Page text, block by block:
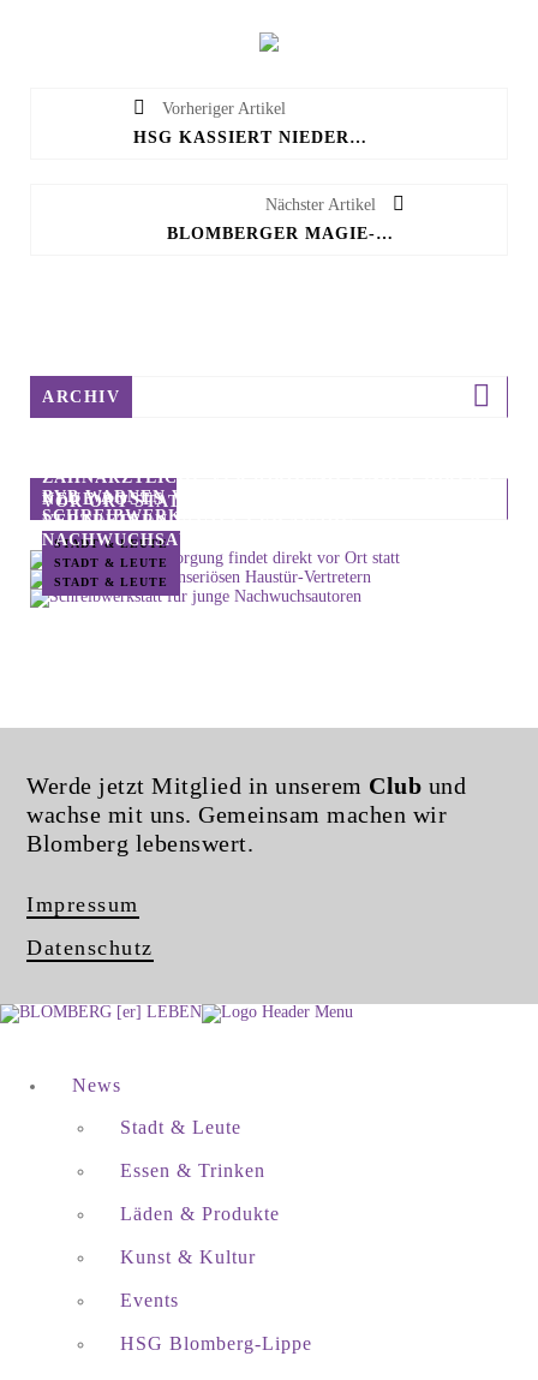
Vorheriger Artikel
HSG KASSIERT NIEDERLAGE BEI BORUSSIA DORTMUND
Nächster Artikel
BLOMBERGER MAGIE-ABENDE MIT CODY STONE
ARCHIV
NEUE POSTS
ZAHNÄRZTLICHE VERSORGUNG FINDET DIREKT
VOR ORT STATT
STADT & LEUTE
BVB WARNEN VOR UNSERIÖSEN HAUSTÜR-
VERTRETERN
STADT & LEUTE
SCHREIBWERKSTATT FÜR JUNGE
NACHWUCHSAUTOREN
STADT & LEUTE
Werde jetzt Mitglied in unserem Club und
wachse mit uns. Gemeinsam machen wir
Blomberg lebenswert.
Impressum
Datenschutz
News
Stadt & Leute
Essen & Trinken
Läden & Produkte
Kunst & Kultur
Events
HSG Blomberg-Lippe